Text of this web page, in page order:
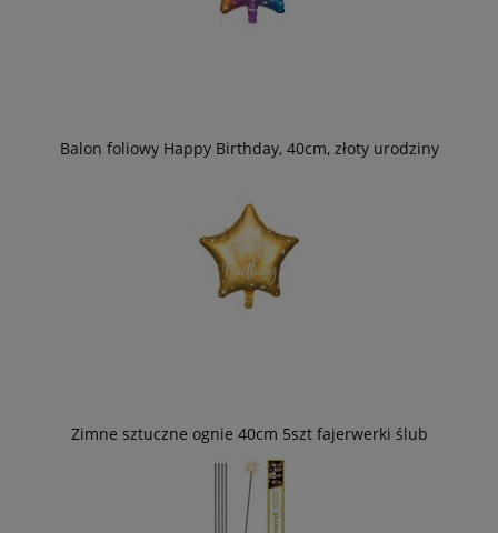
Balon foliowy Happy Birthday, 40cm, złoty urodziny
Zimne sztuczne ognie 40cm 5szt fajerwerki ślub